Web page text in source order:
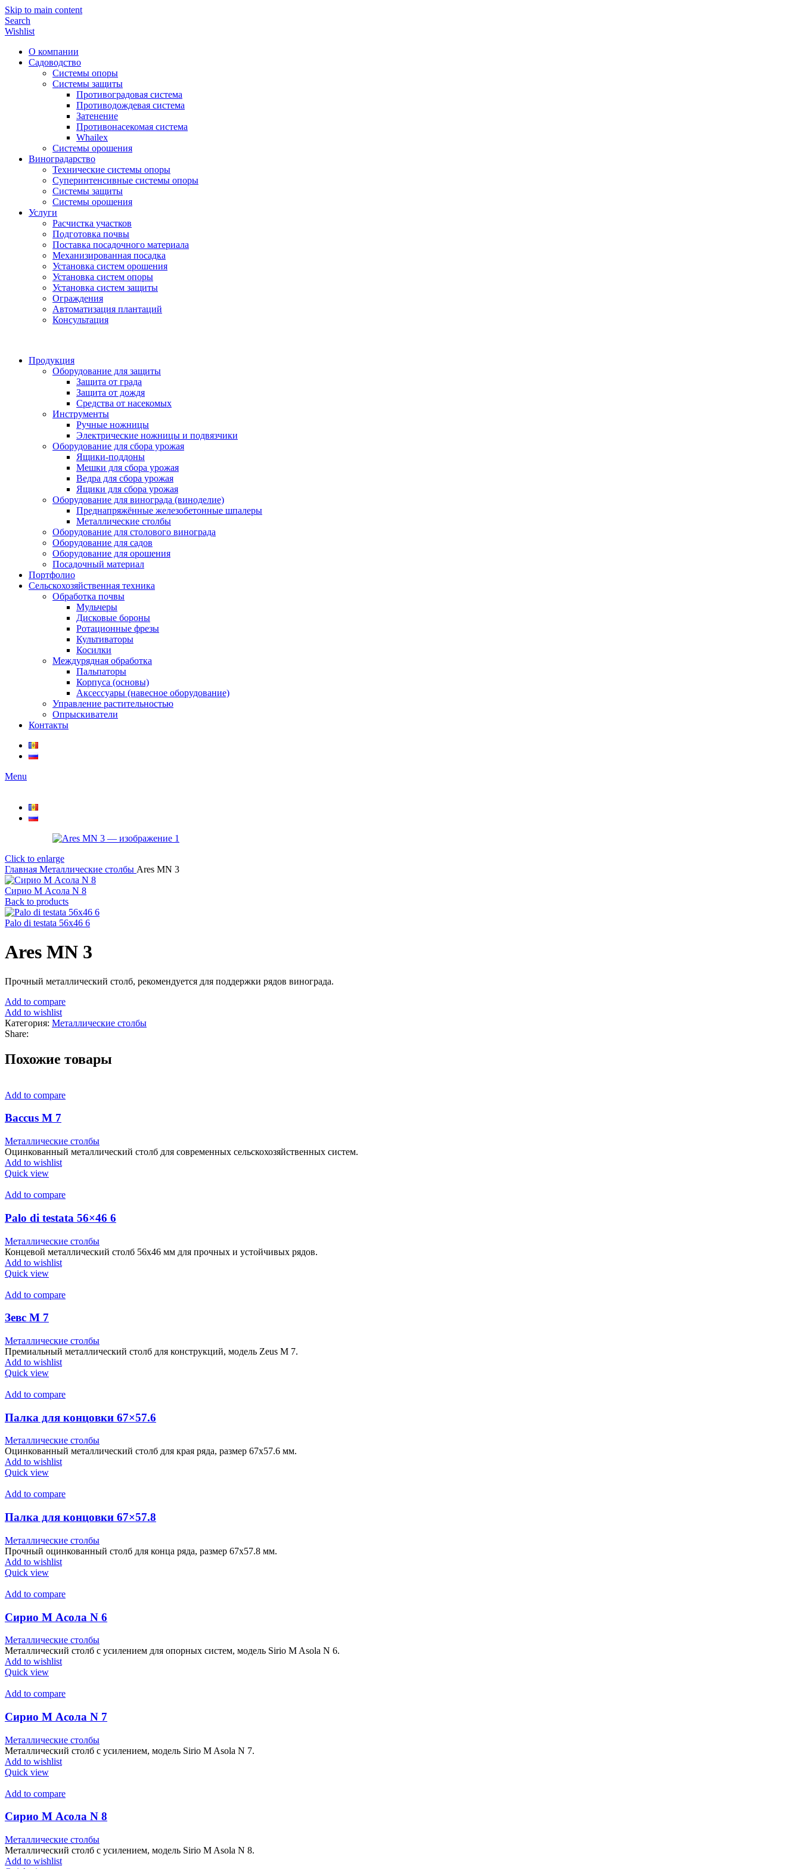
Skip to main content
Search
Wishlist
О компании
Садоводство
Системы опоры
Системы защиты
Противоградовая система
Противодождевая система
Затенение
Противонасекомая система
Whailex
Системы орошения
Виноградарство
Технические системы опоры
Суперинтенсивные системы опоры
Системы защиты
Системы орошения
Услуги
Расчистка участков
Подготовка почвы
Поставка посадочного материала
Механизированная посадка
Установка систем орошения
Установка систем опоры
Установка систем защиты
Ограждения
Автоматизация плантаций
Консультация
Продукция
Оборудование для защиты
Защита от града
Защита от дождя
Средства от насекомых
Инструменты
Ручные ножницы
Электрические ножницы и подвязчики
Оборудование для сбора урожая
Ящики-поддоны
Мешки для сбора урожая
Ведра для сбора урожая
Ящики для сбора урожая
Оборудование для винограда (виноделие)
Преднапряжённые железобетонные шпалеры
Металлические столбы
Оборудование для столового винограда
Оборудование для садов
Оборудование для орошения
Посадочный материал
Портфолио
Сельскохозяйственная техника
Обработка почвы
Мульчеры
Дисковые бороны
Ротационные фрезы
Культиваторы
Косилки
Междурядная обработка
Пальпаторы
Корпуса (основы)
Аксессуары (навесное оборудование)
Управление растительностью
Опрыскиватели
Контакты
Menu
Click to enlarge
Главная Металлические столбы Ares MN 3
Сирио М Асола N 8
Back to products
Palo di testata 56x46 6
Ares MN 3
Прочный металлический столб, рекомендуется для поддержки рядов винограда.
Add to compare
Add to wishlist
Категория: Металлические столбы
Share:
Похожие товары
Add to compare
Baccus М 7
Металлические столбы
Оцинкованный металлический столб для современных сельскохозяйственных систем.
Add to wishlist
Quick view
Add to compare
Palo di testata 56×46 6
Металлические столбы
Концевой металлический столб 56x46 мм для прочных и устойчивых рядов.
Add to wishlist
Quick view
Add to compare
Зевс М 7
Металлические столбы
Премиальный металлический столб для конструкций, модель Zeus M 7.
Add to wishlist
Quick view
Add to compare
Палка для концовки 67×57.6
Металлические столбы
Оцинкованный металлический столб для края ряда, размер 67x57.6 мм.
Add to wishlist
Quick view
Add to compare
Палка для концовки 67×57.8
Металлические столбы
Прочный оцинкованный столб для конца ряда, размер 67x57.8 мм.
Add to wishlist
Quick view
Add to compare
Сирио М Асола N 6
Металлические столбы
Металлический столб с усилением для опорных систем, модель Sirio M Asola N 6.
Add to wishlist
Quick view
Add to compare
Сирио М Асола N 7
Металлические столбы
Металлический столб с усилением, модель Sirio M Asola N 7.
Add to wishlist
Quick view
Add to compare
Сирио М Асола N 8
Металлические столбы
Металлический столб с усилением, модель Sirio M Asola N 8.
Add to wishlist